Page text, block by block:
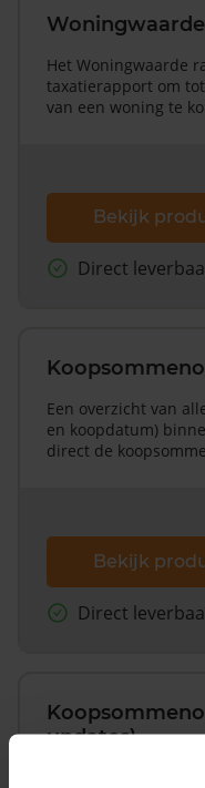
Het Woningwaarde
taxatierapport om
van een woning te
Bekijk
Direct
Een overzicht van
en koopdatum)
direct de
Bekijk
Direct
updates)